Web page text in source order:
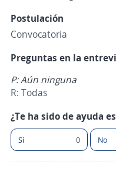
Postulación
Convocatoria
Preguntas en la
P: Aún ninguna
R: Todas
¿Te ha sido de ayuda
Sí 0 No